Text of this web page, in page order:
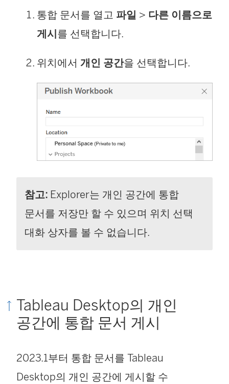
통합 문서를 열고 파일 > 다른 이름으로
게시를 선택합니다.
위치에서 개인 공간을 선택합니다.
참고: Explorer는 개인 공간에 통합
문서를 저장만 할 수 있으며 위치 선택
대화 상자를 볼 수 없습니다.
Tableau Desktop의 개인
공간에 통합 문서 게시
2023.1부터 통합 문서를 Tableau
Desktop의 개인 공간에 게시할 수